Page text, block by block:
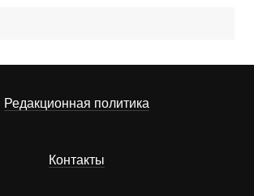
Редакционная политика
Контакты